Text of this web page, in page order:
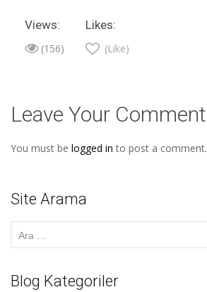
Views:
(156)
Likes:
(Like)
Leave Your Comment
You must be logged in to post a comment.
Site Arama
Blog Kategoriler